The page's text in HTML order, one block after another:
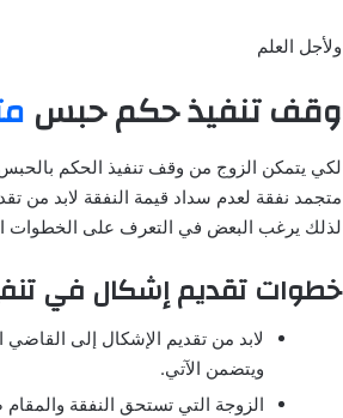
ولأجل العلم
وقف تنفيذ حكم حبس
لكي يتمكن الزوج من وقف تنفيذ الحكم
متجمد نفقة لعدم سداد قيمة النفقة لابد من
لذلك يرغب البعض في التعرف على الخطوات
خطوات تقديم إشكال في
لابد من تقديم الإشكال إلى
ويتضمن الآتي.
الزوجة التي تستحق النفقة